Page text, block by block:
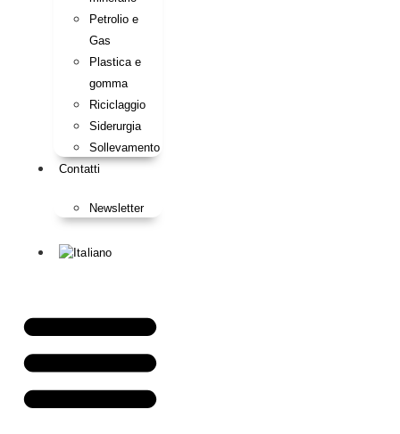
Petrolio e
Gas
Plastica e
gomma
Riciclaggio
Siderurgia
Sollevamento
Contatti
Newsletter